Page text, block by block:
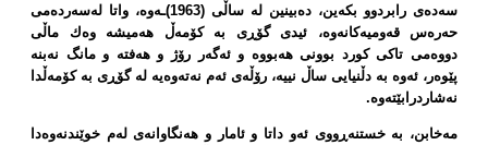
سەدەی رابردوو بكەین، دەبینین لە ساڵی (1963)ـەوە، واتا لەسەردەمی
حەرەس قەومیەكانەوە، ئیدی گۆڕی بە كۆمەڵ هەمیشە وەك ماڵی
دووەمی تاكی كورد بوونی هەبووە و ئەگەر رۆژ و هەفتە و مانگ نەبنە
پێوەر، ئەوە بە دڵنیایی ساڵ نییە، رۆڵەی ئەم نەتەوەیە لە گۆڕی بە كۆمەڵدا
نەشاردرابێتەوە.
مەخابن، بە خستنەڕووی ئەو داتا و ئامار و هەنگاوانەی لەم خوێندنەوەدا